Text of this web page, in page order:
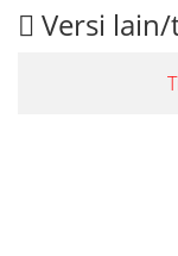
Versi